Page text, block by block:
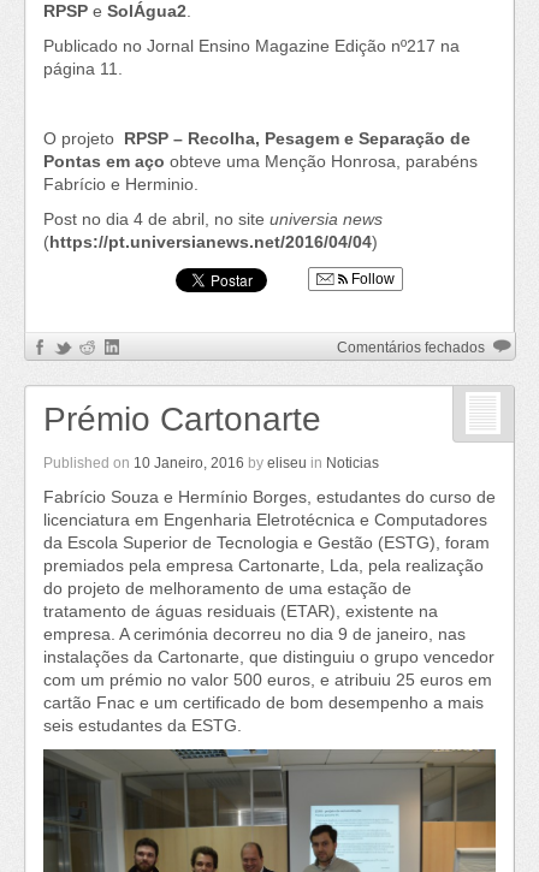
RPSP e SolÁgua2.
Publicado no Jornal Ensino Magazine Edição nº217 na
página 11.
O projeto RPSP – Recolha, Pesagem e Separação de
Pontas em aço obteve uma Menção Honrosa, parabéns
Fabrício e Herminio.
Post no dia 4 de abril, no site universia news
(https://pt.universianews.net/2016/04/04)
Follow
Comentários fechadosem
NOVA
|15
Prémio Cartonarte
Published on 10 Janeiro, 2016 by eliseu in Noticias
Fabrício Souza e Hermínio Borges, estudantes do curso de
licenciatura em Engenharia Eletrotécnica e Computadores
da Escola Superior de Tecnologia e Gestão (ESTG), foram
premiados pela empresa Cartonarte, Lda, pela realização
do projeto de melhoramento de uma estação de
tratamento de águas residuais (ETAR), existente na
empresa. A cerimónia decorreu no dia 9 de janeiro, nas
instalações da Cartonarte, que distinguiu o grupo vencedor
com um prémio no valor 500 euros, e atribuiu 25 euros em
cartão Fnac e um certificado de bom desempenho a mais
seis estudantes da ESTG.